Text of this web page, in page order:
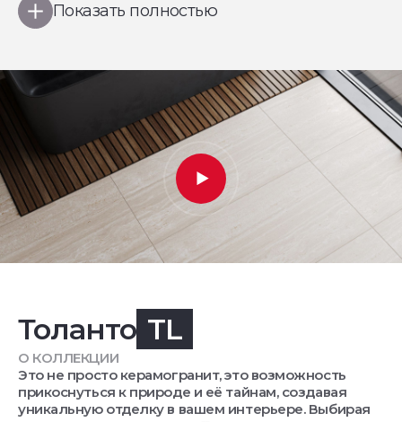
Показать полностью
Толанто TL
О КОЛЛЕКЦИИ
Это не просто керамогранит, это возможность
прикоснуться к природе и её тайнам, создавая
уникальную отделку в вашем интерьере. Выбирая